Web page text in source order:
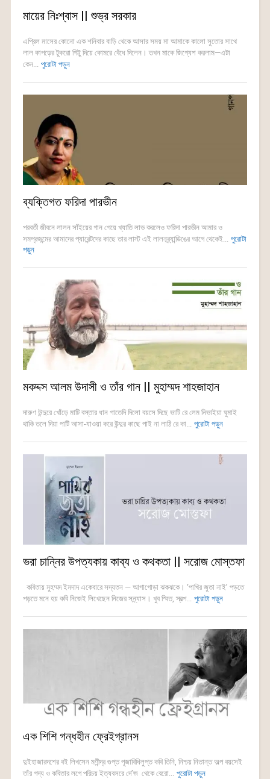
মায়ের নিঃশ্বাস || শুভ্র সরকার
এপ্রিল মাসের কোনো এক শনিবার বাড়ি থেকে আসার সময় মা আমাকে কালো সুতোর সাথে
লাল কাপড়ের টুকরো গিট্টু দিয়ে কোমরে বেঁধে দিলেন। তখন মাকে জিগ্যেশ করলাম—এটা
কেন... পুরোটা পড়ুন
ব্যক্তিগত ফরিদা পারভীন
পরবর্তী জীবনে লালন সাঁইয়ের গান গেয়ে খ্যাতি লাভ করলেও ফরিদা পারভীন আমার ও
সমপ্রজন্মের আমাদের প্যারেন্টদের কাছে তার লাস্ট এই লালনব্র্যান্ডিঙের আগে থেকেই... পুরোটা
পড়ুন
মকদ্দস আলম উদাসী ও তাঁর গান || মুহাম্মদ শাহজাহান
দারুণ উন্দুরে খোঁড়ে মাটি বস্তার ধান গাতেদি দিলো বয়সে দিছে ভাটি রে লেম নিভাইয়া ঘুমাই
থাকি তলে দিয়া পাটি আসা-যাওয়া করে উন্দুর কাছে পাই না লাঠি রে কা... পুরোটা পড়ুন
ভরা চান্নির উপত্যকায় কাব্য ও কথকতা || সরোজ মোস্তফা
কবিতায় মুহম্মদ ইমদাদ একেবারে সদ্যতন — আগাগোড়া ঝকঝকে। ‘পাখির জুতা নাই’ পড়তে
পড়তে মনে হয় কবি নিজেই লিখেছেন নিজের সন্ন্যাস। খুব স্মিত, স্বল্প... পুরোটা পড়ুন
এক শিশি গন্ধহীন ফ্রেইগ্রানস
দুইহাজারদশের বই লিখসেন মণীন্দ্র গুপ্ত পূজাবিধিলুপ্ত কবি তিনি, নিশ্চয় নিতান্ত অল্প বয়সেই
তাঁর গদ্য ও কবিতার লগে পরিচয় ইত্যবসরে দে’জ থেকে বেরো... পুরোটা পড়ুন